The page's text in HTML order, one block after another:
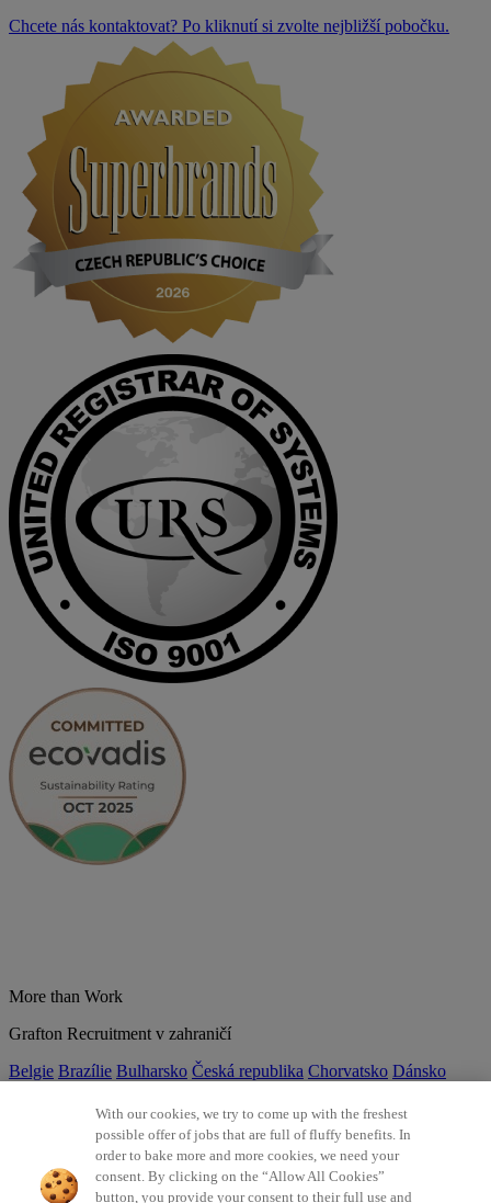
Chcete nás kontaktovat? Po kliknutí si zvolte nejbližší pobočku.
More than Work
Grafton Recruitment v zahraničí
Belgie Brazílie Bulharsko Česká republika Chorvatsko Dánsko
Německo Nizozemsko Norsko Polsko Portugalsko
Slovensko Španělsko Srbsko Švýcarsko Turecko
©2026 Všechna práva vyhrazena Grafton Recruitment
With our cookies, we try to come up with the freshest
possible offer of jobs that are full of fluffy benefits. In
order to bake more and more cookies, we need your
consent. By clicking on the “Allow All Cookies”
button, you provide your consent to their full use and